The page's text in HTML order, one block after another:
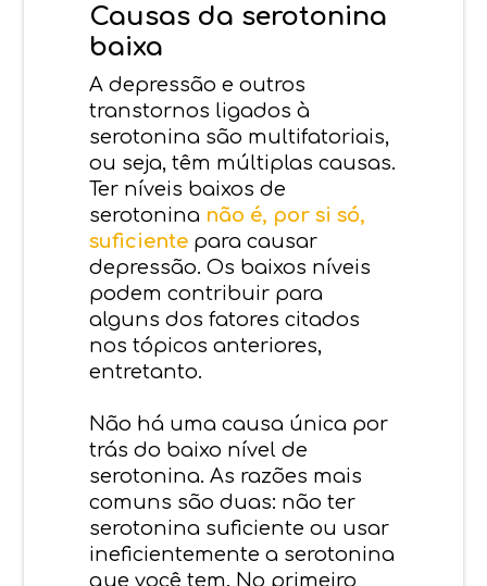
Causas da serotonina
baixa
A depressão e outros
transtornos ligados à
serotonina são multifatoriais,
ou seja, têm múltiplas causas.
Ter níveis baixos de
serotonina não é, por si só,
suficiente para causar
depressão. Os baixos níveis
podem contribuir para
alguns dos fatores citados
nos tópicos anteriores,
entretanto.
Não há uma causa única por
trás do baixo nível de
serotonina. As razões mais
comuns são duas: não ter
serotonina suficiente ou usar
ineficientemente a serotonina
que você tem. No primeiro